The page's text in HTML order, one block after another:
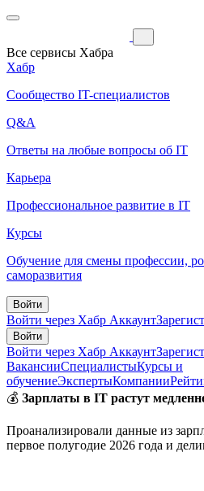
Все сервисы Хабра
Хабр
Сообщество IT-специалистов
Q&A
Ответы на любые вопросы об IT
Карьера
Профессиональное развитие в IT
Курсы
Обучение для смены профессии,
саморазвития
Войти
Войти через Хабр Аккаунт
Войти
Войти через Хабр Аккаунт
ВакансииСпециалистыКурсы и
обучениеЭкспертыКомпании
💰 Зарплаты в IT растут
Проанализировали данные из
первое полугодие 2026 года и